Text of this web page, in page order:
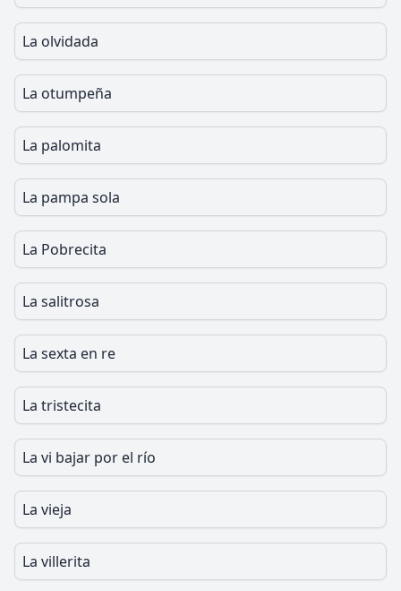
La olvidada
La otumpeña
La palomita
La pampa sola
La Pobrecita
La salitrosa
La sexta en re
La tristecita
La vi bajar por el río
La vieja
La villerita